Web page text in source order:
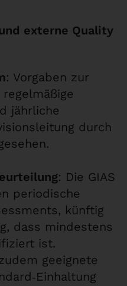
externe Quality
: Vorgaben zur
jährliche
durch
: Die GIAS
periodische
künftig
dass mindestens
ist.
geeignete